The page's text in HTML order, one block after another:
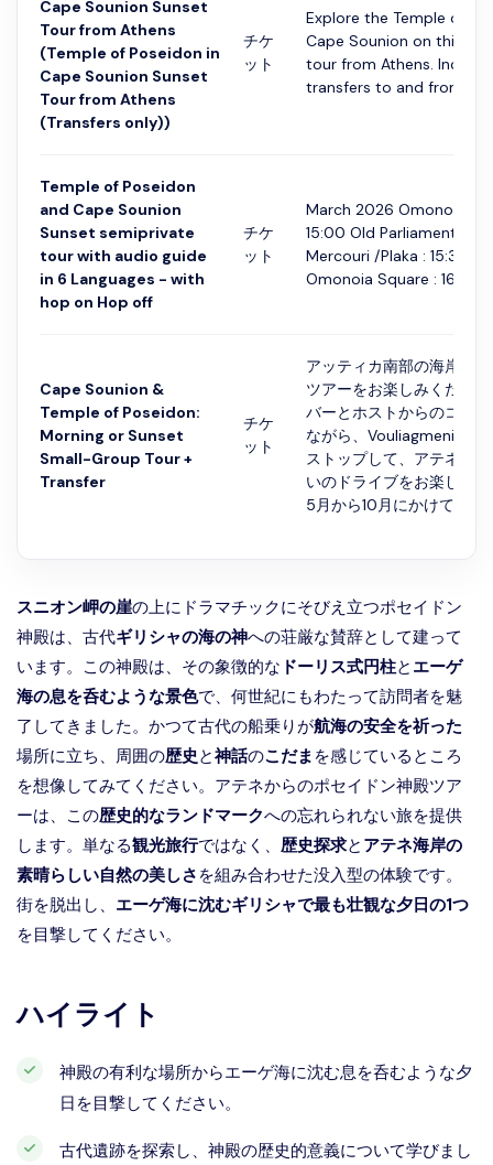
Cape Sounion Sunset
Tour from Athens
(Temple of Poseidon in
Cape Sounion Sunset
Tour from Athens
(Transfers only))
チケ
ット
Explore the Temple of
Cape Sounion on this
tour from Athens.
transfers to and from...
Temple of Poseidon
and Cape Sounion
Sunset semiprivate
tour with audio guide
in 6 Languages - with
hop on Hop off
チケ
ット
March 2026 Omonoia
15:00 Old Parliament :
Mercouri /Plaka : 15:30
Omonoia Square : 16:...
Cape Sounion &
Temple of Poseidon:
Morning or Sunset
Small-Group Tour +
Transfer
チケ
ット
アッティカ南部の海岸半
ツアーをお楽しみくださ
バーとホストからのコメ
ながら、Vouliagmeni
ストップして、アテネの
いのドライブをお楽しみ
5月から10月にかけては、
スニオン岬の崖の上にドラマチックにそびえ立つポセイドン
神殿は、古代ギリシャの海の神への荘厳な賛辞として建って
います。この神殿は、その象徴的な ドーリス式円柱と エーゲ
海の息を呑むような景色で、何世紀にもわたって訪問者を魅
了してきました。かつて古代の船乗りが航海の安全を祈った
場所に立ち、周囲の歴史と神話のこだま を感じているところ
を想像してみてください。アテネからのポセイドン神殿ツア
ーは、この歴史的なランドマークへの忘れられない旅を提供
します。単なる観光旅行ではなく、 歴史探求と アテネ海岸の
素晴らしい自然の美しさ を組み合わせた没入型の体験です。
街を脱出し、 エーゲ海に沈むギリシャで最も壮観な夕日の1つ
を目撃してください。
ハイライト
神殿の有利な場所からエーゲ海に沈む息を呑むような夕
日を目撃してください。
古代遺跡を探索し、神殿の歴史的意義について学びまし